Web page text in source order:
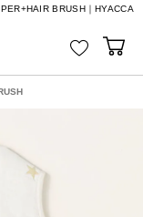
BRUSH｜HYACCA